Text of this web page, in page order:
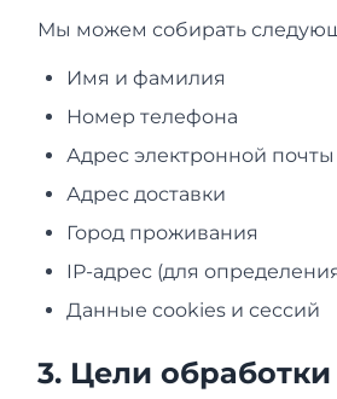
Мы можем собирать
Имя и фамилия
Номер телефона
Адрес электронной почты
Адрес доставки
Город проживания
IP-адрес (для
Данные cookies и сессий
3. Цели